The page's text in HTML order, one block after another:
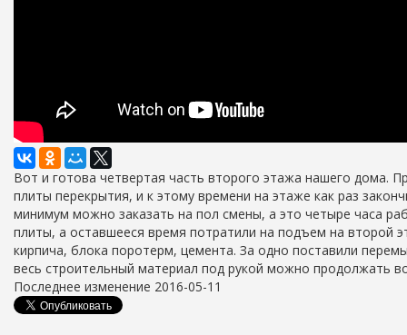
Вот и готова четвертая часть второго этажа нашего дома.
плиты перекрытия, и к этому времени на этаже как раз
минимум можно заказать на пол смены, а это четыре часа
плиты, а оставшееся время потратили на подъем на второй
кирпича, блока поротерм, цемента. За одно поставили
весь строительный материал под рукой можно продолжать
Последнее изменение 2016-05-11